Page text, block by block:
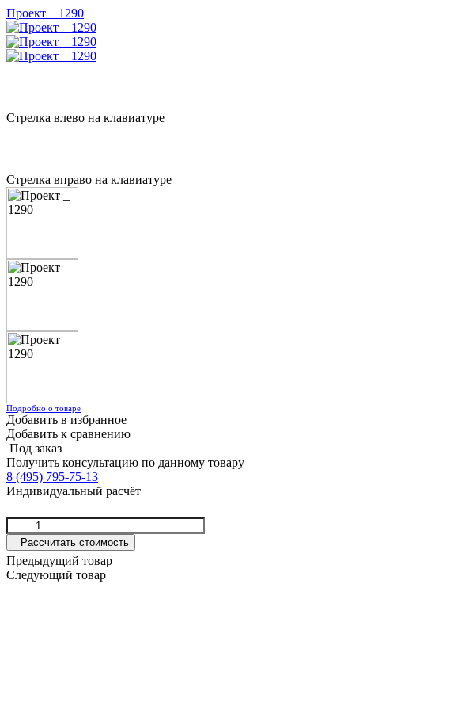
Проект _ 1290
Стрелка влево на клавиатуре
Стрелка вправо на клавиатуре
Подробно о товаре
Добавить в избранное
Добавить к сравнению
Под заказ
Получить консультацию по данному товару
8 (495) 795-75-13
Индивидуальный расчёт
Рассчитать стоимость
Предыдущий товар
Следующий товар